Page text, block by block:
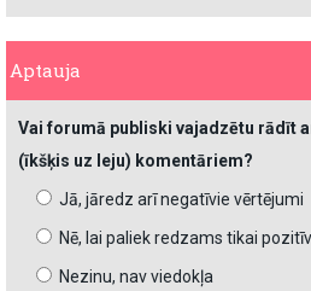
Aptauja
Vai forumā publiski vajadzētu rādīt
(īkšķis uz leju) komentāriem?
Jā, jāredz arī negatīvie vērtējumi
Nē, lai paliek redzams tikai
Nezinu, nav viedokļa